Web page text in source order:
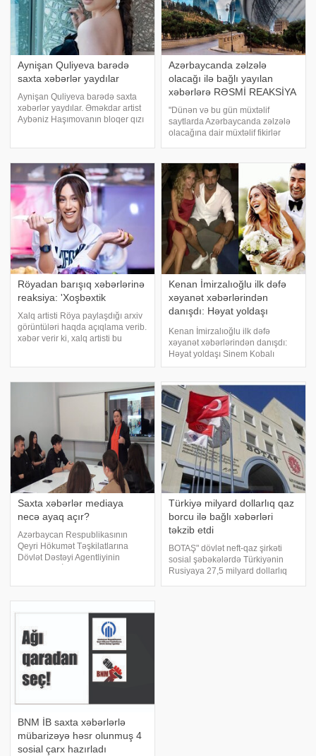
Aynişan Quliyeva barədə
saxta xəbərlər yaydılar
Aynişan Quliyeva barədə saxta
xəbərlər yaydılar. Əməkdar artist
Aybəniz Haşımovanın bloqer qızı
barədə hekayə bölməsində
paylaşı
Azərbaycanda zəlzələ
olacağı ilə bağlı yayılan
xəbərlərə RƏSMİ REAKSİYA
"Dünən və bu gün müxtəlif
saytlarda Azərbaycanda zəlzələ
olacağına dair müxtəlif fikirlər
müraciətlər edilib. Məlumat üçün
bildirmək istəyirəm ki, bu
açıqlamalar
Röyadan barışıq xəbərlərinə
reaksiya: 'Xoşbəxtik
Xalq artisti Röya paylaşdığı arxiv
görüntüləri haqda açıqlama verib.
xəbər verir ki, xalq artisti bu
tərəfə. Əzizlərim, biz oğlumuz
Kenan İmirzalıoğlu ilk dəfə
xəyanət xəbərlərindən
danışdı: Həyat yoldaşı
Sinem Kobalı aldadıb? -
FOTO
Kenan İmirzalıoğlu ilk dəfə
xəyanət xəbərlərindən danışdı:
Həyat yoldaşı Sinem Kobalı
aldadıb? - FOTO. Məşhur türkiyəli
mediada gündəmə gələn həyat
yoldaşı Sinem Kobalı aldatdığı
iddiaların
Saxta xəbərlər mediaya
necə ayaq açır?
Azərbaycan Respublikasının
Qeyri Hökumət Təşkilatlarına
Dövlət Dəstəyi Agentliyinin
"KİV-də və sosial şəbəkələrd
Türkiyə milyard dollarlıq qaz
borcu ilə bağlı xəbərləri
təkzib etdi
BOTAŞ" dövlət neft-qaz şirkəti
sosial şəbəkələrdə Türkiyənin
Rusiyaya 27,5 milyard dollarlıq
BNM İB saxta xəbərlərlə
mübarizəyə həsr olunmuş 4
sosial çarx hazırladı